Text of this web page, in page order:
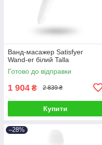
Ванд-масажер Satisfyer
Wand-er білий Talla
Готово до відправки
1 904 ₴ 2 839 ₴
Купити
–28%